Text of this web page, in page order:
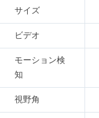
サイズ
ビデオ
モーション検
知
視野角